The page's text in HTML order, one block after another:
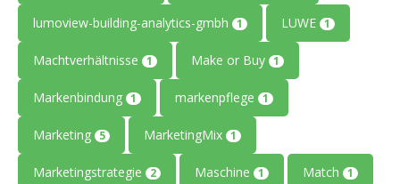
lumoview-building-analytics-gmbh 1 LUWE 1
Machtverhältnisse 1 Make or Buy 1
Markenbindung 1 markenpflege 1
Marketing 5 MarketingMix 1
Marketingstrategie 2 Maschine 1 Match 1